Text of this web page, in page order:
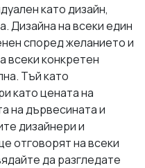
като дизайн,
Дизайна на всеки един
според желанието и
всеки конкретен
Тъй като
като цената на
на дървесината и
дизайнери и
отговорят на всеки
да разгледате